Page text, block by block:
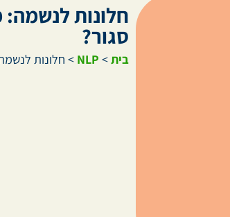
חלונות
סגור?
בית>
NLP
> חלונות